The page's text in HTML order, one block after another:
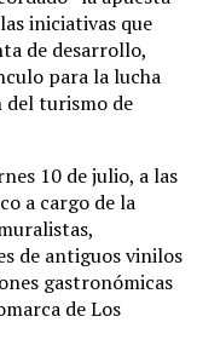
iniciativas que
de desarrollo,
para la lucha
del turismo de
10 de julio, a las
a cargo de la
de antiguos vinilos
gastronómicas
de Los